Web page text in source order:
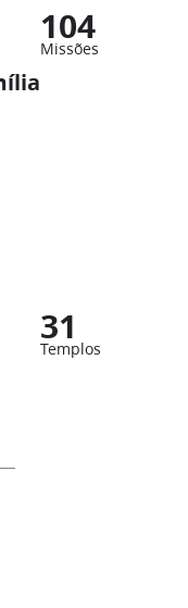
104
Missões
31
Templos